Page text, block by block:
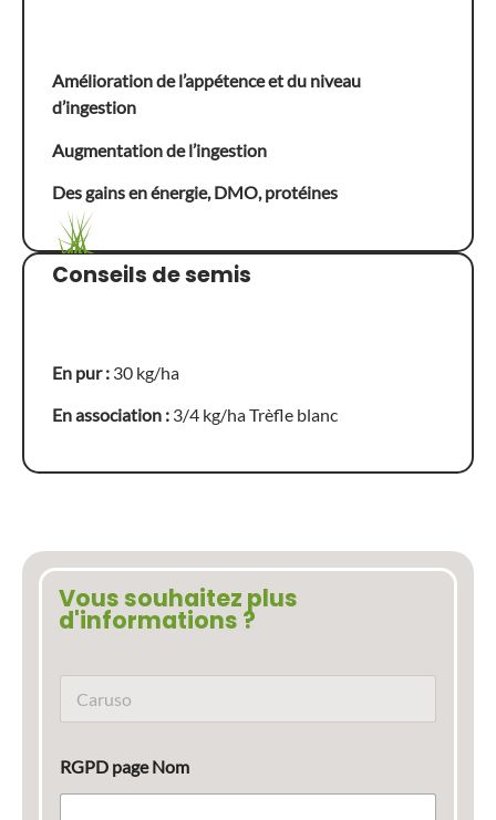
Amélioration de l’appétence et du niveau
d’ingestion
Augmentation de l’ingestion
Des gains en énergie, DMO, protéines
Conseils de semis
En pur : 30 kg/ha
En association : 3/4 kg/ha Trèfle blanc
Vous souhaitez plus
d'informations ?
m
u
p
RGPD page Nom